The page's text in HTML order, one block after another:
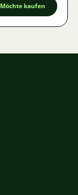
Möchte kaufen